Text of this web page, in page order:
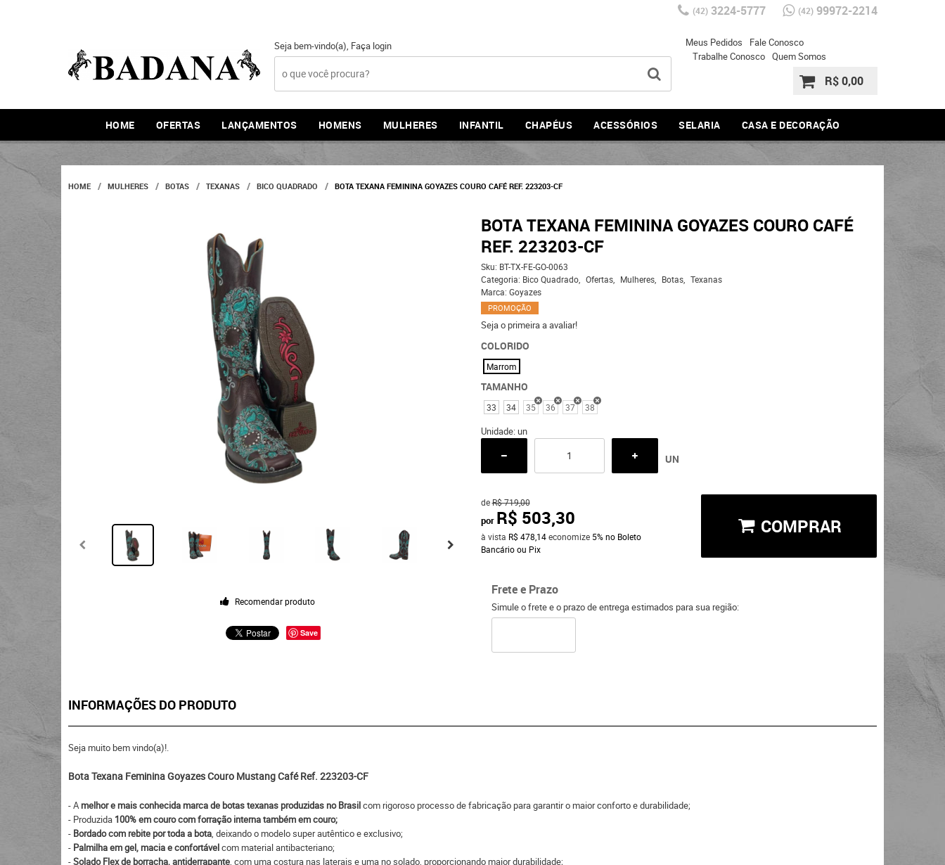
(42)3224-5777 (42)99972-2214
Seja bem-vindo(a), Faça login Meus Pedidos
Fale Conosco
Trabalhe Conosco Quem Somos
R$ 0,00
HOME OFERTAS LANÇAMENTOS HOMENS MULHERES INFANTIL CHAPÉUS ACESSÓRIOS SELARIA CASA E DECORAÇÃO
HOME MULHERES BOTAS TEXANAS BICO QUADRADO BOTA TEXANA FEMININA GOYAZES COURO CAFÉ REF. 223203-CF
Recomendar produto
Save
BOTA TEXANA FEMININA GOYAZES COURO CAFÉ
REF. 223203-CF
Sku: BT-TX-FE-GO-0063
Categoria: Bico Quadrado Ofertas Mulheres Botas
Texanas
Marca: Goyazes
PROMOÇÃO
Seja o primeira a avaliar!
COLORIDO
Marrom
TAMANHO
33 34 35 36 37 38
Unidade: un
UN
deR$ 719,00
por R$ 503,30
à vista R$ 478,14economize 5% no Boleto
Bancário ou Pix
COMPRAR
Frete e Prazo
Simule o frete e o prazo de entrega estimados para sua região:
INFORMAÇÕES DO PRODUTO
Seja muito bem vindo(a)!.
Bota Texana Feminina Goyazes Couro Mustang Café Ref. 223203-CF
- Amelhor e mais conhecida marca de botas texanas produzidas no Brasilcom rigoroso processo de fabricação para garantir o maior conforto e durabilidade;
- Produzida 100% em couro com forração interna também em couro;
- Bordado com rebite por toda a bota, deixando o modelo super autêntico e exclusivo;
- Palmilha em gel, macia e confortávelcom material antibacteriano;
-Solado Flex de borracha, antiderrapante, com uma costura nas laterais e uma no solado, proporcionando maior durabilidade;